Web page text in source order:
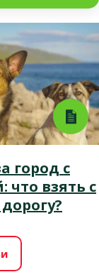
город с
что взять с